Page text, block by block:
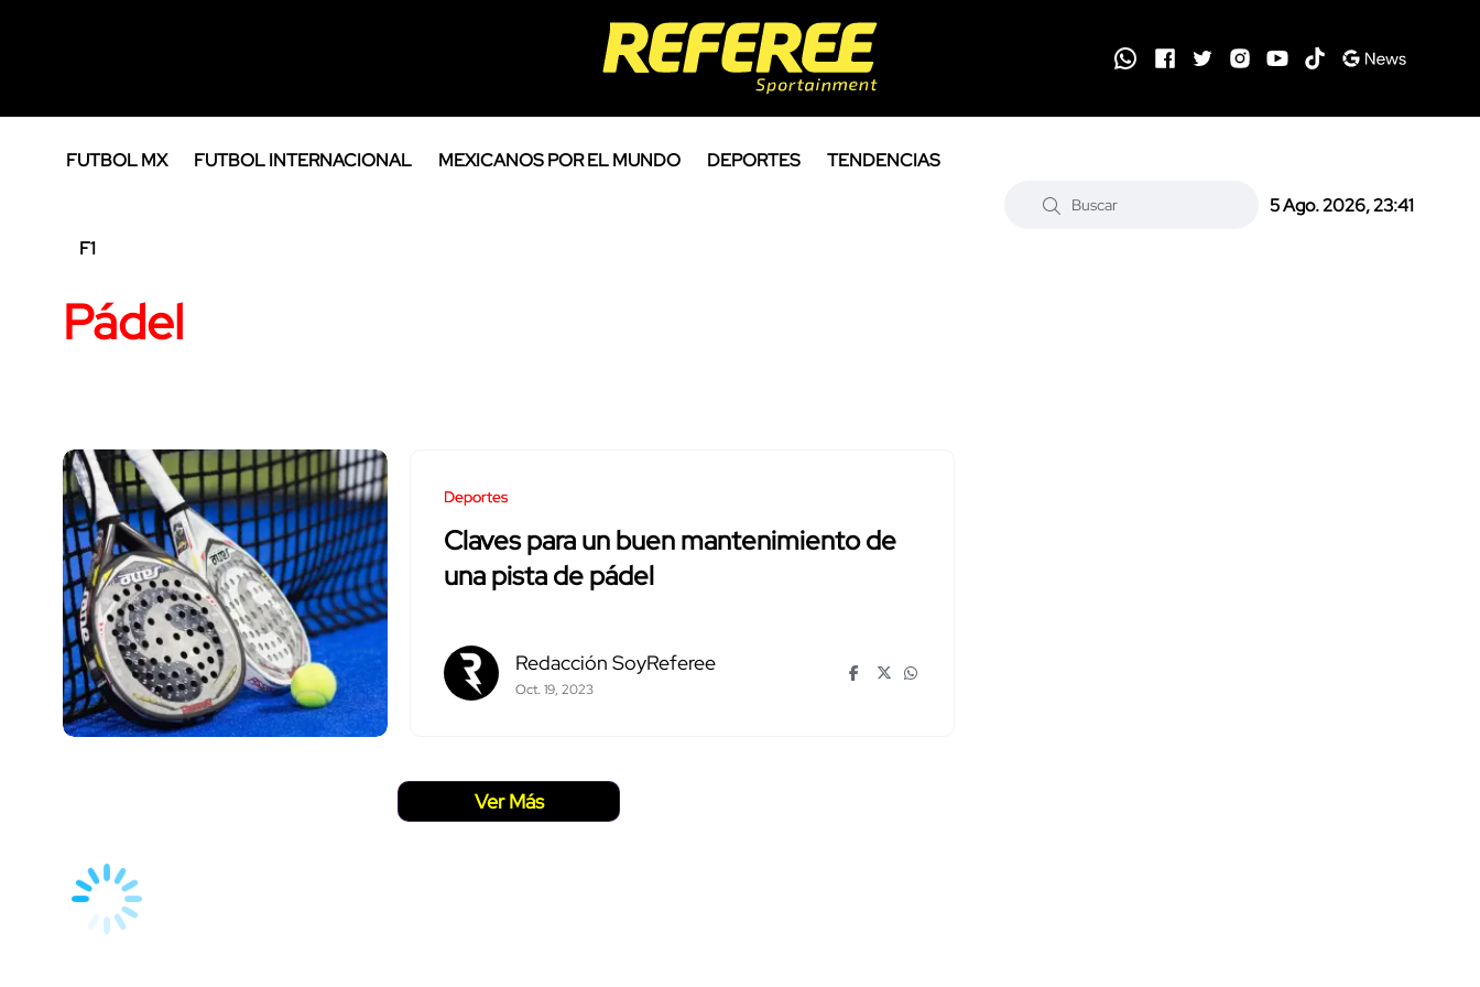
FUTBOL MX FUTBOL INTERNACIONAL MEXICANOS POR EL MUNDO DEPORTES TENDENCIAS
F1
5 Ago. 2026, 23:41
Pádel
Deportes
Claves para un buen mantenimiento de
una pista de pádel
Redacción SoyReferee
Oct. 19, 2023
Ver Más